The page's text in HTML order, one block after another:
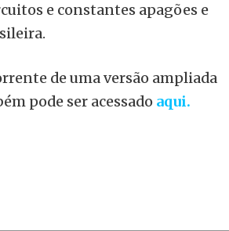
e constantes apagões e
de uma versão ampliada
pode ser acessado aqui.